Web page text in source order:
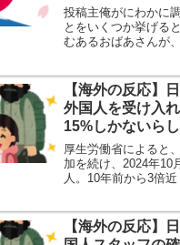
会いに行こうと
気がする」「
ゃないか？」
投稿主俺がにわかに
とをいくつか挙げ
むあるおばあさんが
過疎化した町で生き
ためだけに、庭や広
【海外の反応】
外国人を受け入
15%しかないら
厚生労働省によると
加を続け、2024年10
人。10年前から3倍近
で限られているの
のエイブルホー...
【海外の反応】